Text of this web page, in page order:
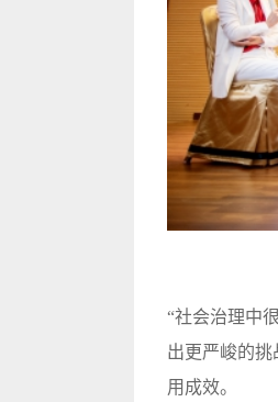
“社会治理中
出更严峻的挑
用成效。